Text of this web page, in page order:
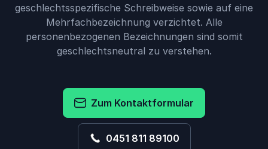
geschlechtsspezifische Schreibweise sowie auf eine
Mehrfachbezeichnung verzichtet. Alle
personenbezogenen Bezeichnungen sind somit
geschlechtsneutral zu verstehen.
Zum Kontaktformular
0451 811 89100